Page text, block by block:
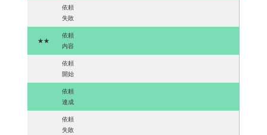
依頼
失敗
★★
依頼
内容
依頼
開始
依頼
達成
依頼
失敗